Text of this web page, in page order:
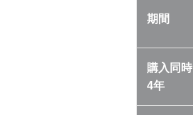
期間
購入同時
4年